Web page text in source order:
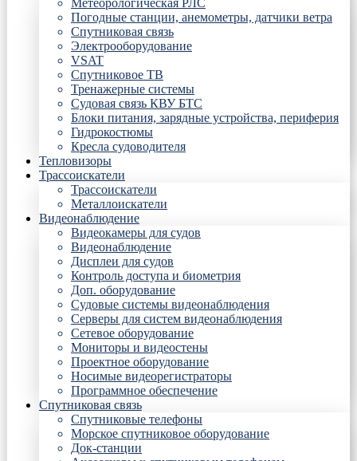
Метеорологическая РЛС
Погодные станции, анемометры, датчики ветра
Спутниковая связь
Электрооборудование
VSAT
Спутниковое ТВ
Тренажерные системы
Судовая связь КВУ БТС
Блоки питания, зарядные устройства, периферия
Гидрокостюмы
Кресла судоводителя
Тепловизоры
Трассоискатели
Трассоискатели
Металлоискатели
Видеонаблюдение
Видеокамеры для судов
Видеонаблюдение
Дисплеи для судов
Контроль доступа и биометрия
Доп. оборудование
Судовые системы видеонаблюдения
Серверы для систем видеонаблюдения
Сетевое оборудование
Мониторы и видеостены
Проектное оборудование
Носимые видеорегистраторы
Программное обеспечение
Спутниковая связь
Спутниковые телефоны
Морское спутниковое оборудование
Док-станции